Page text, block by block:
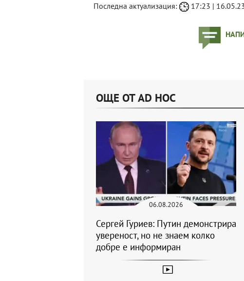
Последна актуализация: 17:23 |
ОЩЕ ОТ AD HOC
06.08.2026
Сергей Гуриев: Путин демонстрира
увереност, но не знаем колко
добре е информиран